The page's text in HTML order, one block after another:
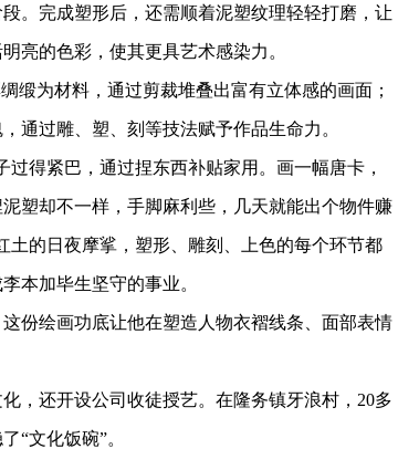
完成塑形后，还需顺着泥塑纹理轻轻打磨，让
亮的色彩，使其更具艺术感染力。
为材料，通过剪裁堆叠出富有立体感的画面；
通过雕、塑、刻等技法赋予作品生命力。
得紧巴，通过捏东西补贴家用。画一幅唐卡，
塑却不一样，手脚麻利些，几天就能出个物件赚
土的日夜摩挲，塑形、雕刻、上色的每个环节都
本加毕生坚守的事业。
绘画功底让他在塑造人物衣褶线条、面部表情
还开设公司收徒授艺。在隆务镇牙浪村，20多
“文化饭碗”。